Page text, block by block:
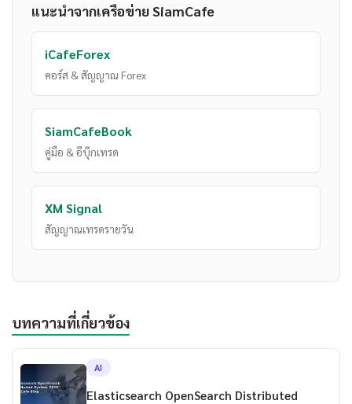
แนะนำจากเครือข่าย SiamCafe
iCafeForex
คอร์ส & สัญญาณ Forex
SiamCafeBook
คู่มือ & อีบุ๊กเทรด
XM Signal
สัญญาณเทรดรายวัน
บทความที่เกี่ยวข้อง
AI
Elasticsearch OpenSearch Distributed